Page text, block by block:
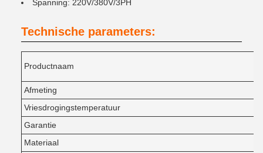
Spanning: 220V/380V/3PH
Technische parameters:
Productnaam
Afmeting
Vriesdrogingstemperatuur
Garantie
Materiaal